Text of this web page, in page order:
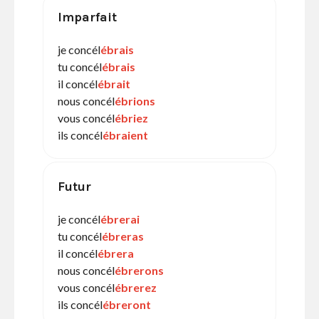
Imparfait
je concélébrais
tu concélébrais
il concélébrait
nous concélébrions
vous concélébriez
ils concélébraient
Futur
je concélébrerai
tu concélébreras
il concélébrera
nous concélébrerons
vous concélébrerez
ils concélébreront